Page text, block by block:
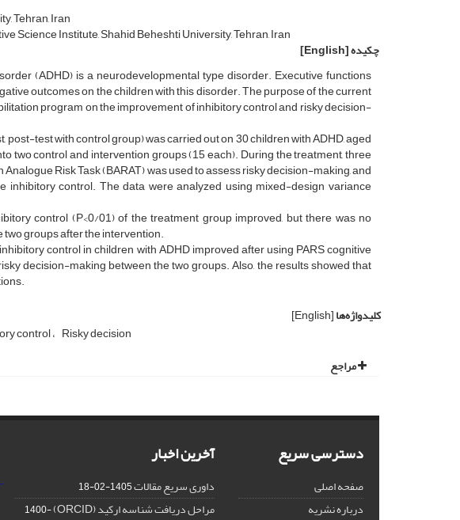
Tehran, Iran
Science Institute, Shahid Beheshti University, Tehran, Iran
چکیده[English]
(ADHD) is a neurodevelopmental type disorder. Executive functions
outcomes on the children with this disorder. The purpose of the current
program on the improvement of inhibitory control and risky decision-
test with control group) was carried out on 30 children with ADHD, aged
control and intervention groups (15 each). During the treatment, three
Risk Task (BARAT) was used to assess risky decision-making, and
control. The data were analyzed using mixed-design variance
control (P<0/01) of the treatment group improved, but there was no
groups after the intervention.
control in children with ADHD improved after using PARS cognitive
decision-making between the two groups. Also, the results showed that
کلیدواژه‌ها[English]
control Risky decision
مراجع
دسترسی سریع
صفحه اصلی
درباره نشریه
آخرین اخبار
داوری سریع مقالات1405-02-18
مراحل دریافت شناسه ارکید (ORCID)
1400-